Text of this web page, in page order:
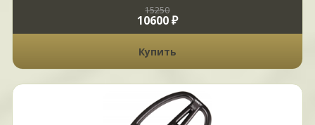
15250
10600 ₽
Купить